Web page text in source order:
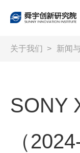
关于我们 > 新闻
SONY
（